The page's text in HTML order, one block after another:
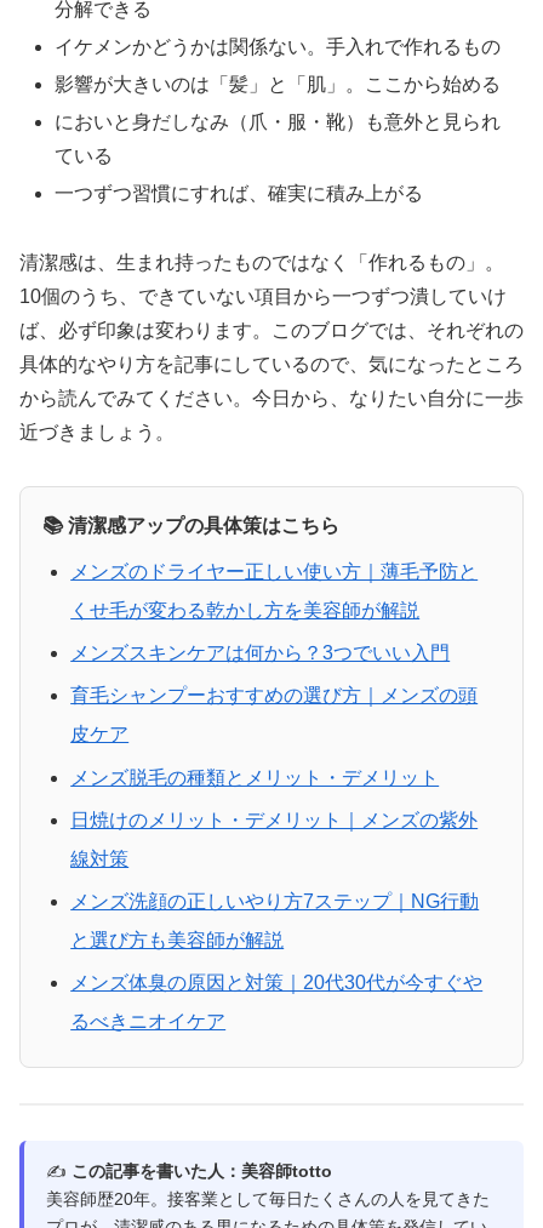
分解できる
イケメンかどうかは関係ない。手入れで作れるもの
影響が大きいのは「髪」と「肌」。ここから始める
においと身だしなみ（爪・服・靴）も意外と見られ
ている
一つずつ習慣にすれば、確実に積み上がる
清潔感は、生まれ持ったものではなく「作れるもの」。
10個のうち、できていない項目から一つずつ潰していけ
ば、必ず印象は変わります。このブログでは、それぞれの
具体的なやり方を記事にしているので、気になったところ
から読んでみてください。今日から、なりたい自分に一歩
近づきましょう。
📚 清潔感アップの具体策はこちら
メンズのドライヤー正しい使い方｜薄毛予防と
くせ毛が変わる乾かし方を美容師が解説
メンズスキンケアは何から？3つでいい入門
育毛シャンプーおすすめの選び方｜メンズの頭
皮ケア
メンズ脱毛の種類とメリット・デメリット
日焼けのメリット・デメリット｜メンズの紫外
線対策
メンズ洗顔の正しいやり方7ステップ｜NG行動
と選び方も美容師が解説
メンズ体臭の原因と対策｜20代30代が今すぐや
るべきニオイケア
✍️ この記事を書いた人：美容師totto
美容師歴20年。接客業として毎日たくさんの人を見てきた